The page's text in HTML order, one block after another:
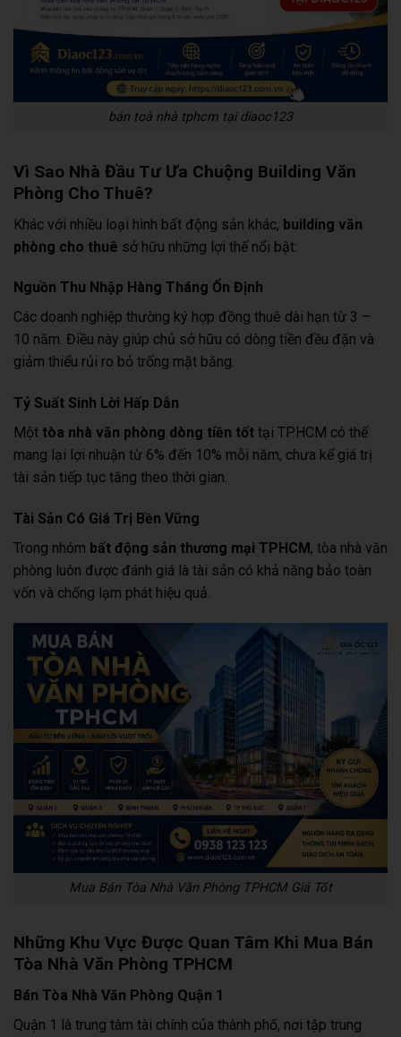
bán toà nhà tphcm tại diaoc123
Vì Sao Nhà Đầu Tư Ưa Chuộng Building Văn
Phòng Cho Thuê?
Khác với nhiều loại hình bất động sản khác, building văn
phòng cho thuê sở hữu những lợi thế nổi bật:
Nguồn Thu Nhập Hàng Tháng Ổn Định
Các doanh nghiệp thường ký hợp đồng thuê dài hạn từ 3 –
10 năm. Điều này giúp chủ sở hữu có dòng tiền đều đặn và
giảm thiểu rủi ro bỏ trống mặt bằng.
Tỷ Suất Sinh Lời Hấp Dẫn
Một tòa nhà văn phòng dòng tiền tốt tại TP.HCM có thể
mang lại lợi nhuận từ 6% đến 10% mỗi năm, chưa kể giá trị
tài sản tiếp tục tăng theo thời gian.
Tài Sản Có Giá Trị Bền Vững
Trong nhóm bất động sản thương mại TPHCM, tòa nhà văn
phòng luôn được đánh giá là tài sản có khả năng bảo toàn
vốn và chống lạm phát hiệu quả.
Mua Bán Tòa Nhà Văn Phòng TPHCM Giá Tốt
Những Khu Vực Được Quan Tâm Khi Mua Bán
Tòa Nhà Văn Phòng TPHCM
Bán Tòa Nhà Văn Phòng Quận 1
Quận 1 là trung tâm tài chính của thành phố, nơi tập trung